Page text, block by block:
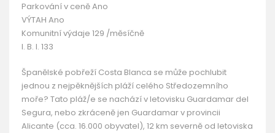
Parkování v ceně Ano
VÝTAH Ano
Komunitní výdaje 129 /měsíčně
I. B. I. 133
Španělské pobřeží Costa Blanca se může pochlubit
jednou z nejpěknějších pláží celého Středozemního
moře? Tato pláž/e se nachází v letovisku Guardamar del
Segura, nebo zkráceně jen Guardamar v provincii
Alicante (cca. 16.000 obyvatel), 12 km severně od letoviska